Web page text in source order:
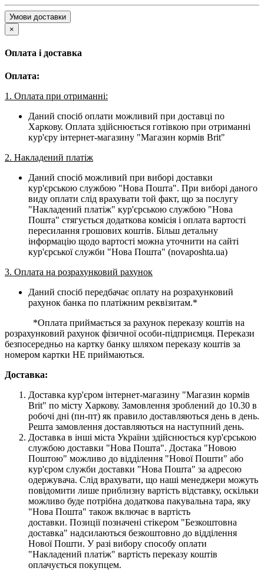
Умови доставки
×
Оплата і доставка
Оплата:
1. Оплата при отриманні:
Даний спосіб оплати можливий при доставці по
Харкову. Оплата здійснюється готівкою при отриманні
кур'єру інтернет-магазину "Магазин кормів Brit"
2. Накладений платіж
Даний спосіб можливий при виборі доставки
кур'єрською службою "Нова Пошта". При виборі даного
виду оплати слід врахувати той факт, що за послугу
"Накладений платіж" кур'єрською службою "Нова
Пошта" стягується додаткова комісія і оплата вартості
пересилання грошових коштів. Більш детальну
інформацію щодо вартості можна уточнити на сайті
кур'єрської служби "Нова Пошта" (novaposhta.ua)
3. Оплата на розрахунковий рахунок
Даний спосіб передбачає оплату на розрахунковий
рахунок банка по платіжним реквізитам.*
*Оплата приймається за рахунок переказу коштів на
розрахунковий рахунок фізичної особи-підприємця. Перекази
безпосередньо на картку банку шляхом переказу коштів за
номером картки НЕ приймаються.
Доставка:
Доставка кур'єром інтернет-магазину "Магазин кормів
Brit" по місту Харкову. Замовлення зроблений до 10.30 в
робочі дні (пн-пт) як правило доставляються день в день.
Решта замовлення доставляються на наступний день.
Доставка в інші міста України здійснюється кур'єрською
службою доставки "Нова Пошта". Достака "Новою
Поштою" можливо до відділення "Нової Пошти" або
кур'єром служби доставки "Нова Пошта" за адресою
одержувача. Слід врахувати, що наші менеджери можуть
повідомити лише приблизну вартість відставку, оскільки
можливо буде потрібна додаткова пакувальна тара, яку
"Нова Пошта" також включає в вартість
доставки. Позиції позначені стікером "Безкоштовна
доставка" надсилаються безкоштовно до відділення
Нової Пошти. У разі вибору способу оплати
"Накладений платіж" вартість переказу коштів
оплачується покупцем.